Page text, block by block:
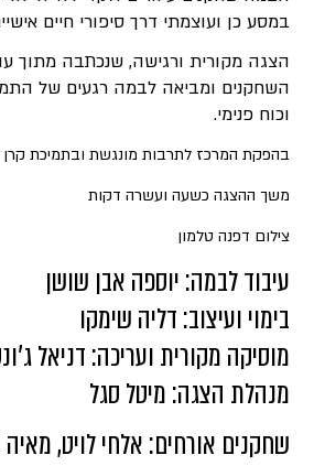
במסע כן ועוצמתי דרך סיפורי חיים
הצגה מקורית ורגישה, שנכתבה מתוך
השחקנים ומביאה לבמה רגעים של
וכוח פנימי.
בהפקת המרכז לתרבות מונגשת ובתמיכת קרן
משך ההצגה כשעה ועשרה דקות
צילום דפנה טלמון
עיבוד לבמה: יוספה אבן שושן
בימוי ועיצוב: דליה שימקו
מוסיקה מקורית ועריכה: דניאל
מנהלת הצגה: מיטל סגל
שחקנים אורחים: אלחי לויט, מאיה